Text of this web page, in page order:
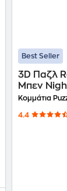
Best Seller
3D Παζλ
Μπεν
Κομμάτια
4.4